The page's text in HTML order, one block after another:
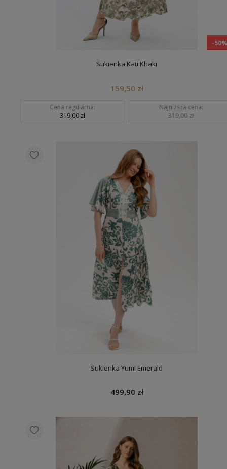
-
Sukienka Kati Khaki
159,50 zł
Cena regularna:
319,00 zł
Najniższa cena:
319,00 zł
Sukienka Yumi Emerald
499,90 zł